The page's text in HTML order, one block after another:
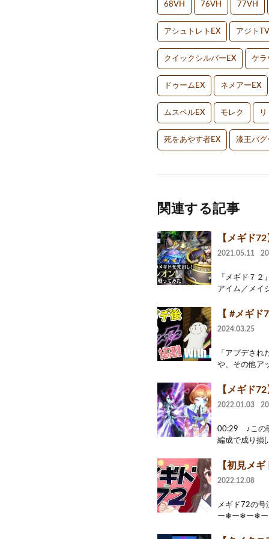
68VH 76VH 77VH
アシュトレトEX アジトTV
クイックシルバーEX ケラ
ドゥームEX ネメアーEX
ムスペルEX モレク
死をあやす者EX 漆王バグ
関連する記事
【メギド
2021.05.11
『メギド７
アイム／メイ
【 #メギ
2024.03.25
「アプデされ
や、その他ア
【メギド
2022.01.03
00:29 ♪この
編成で成り損
【初見メ
2022.12.08
メギド72の
ー❄ー❄ー❄